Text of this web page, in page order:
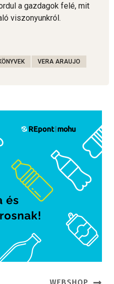
a gazdagok felé, mit
viszonyunkról.
VERA ARAUJO